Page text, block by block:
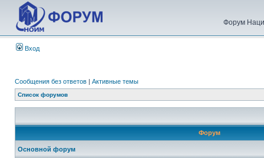
Форум
Вход
Сообщения без ответов | Активные темы
Список форумов
Форум
Основной форум